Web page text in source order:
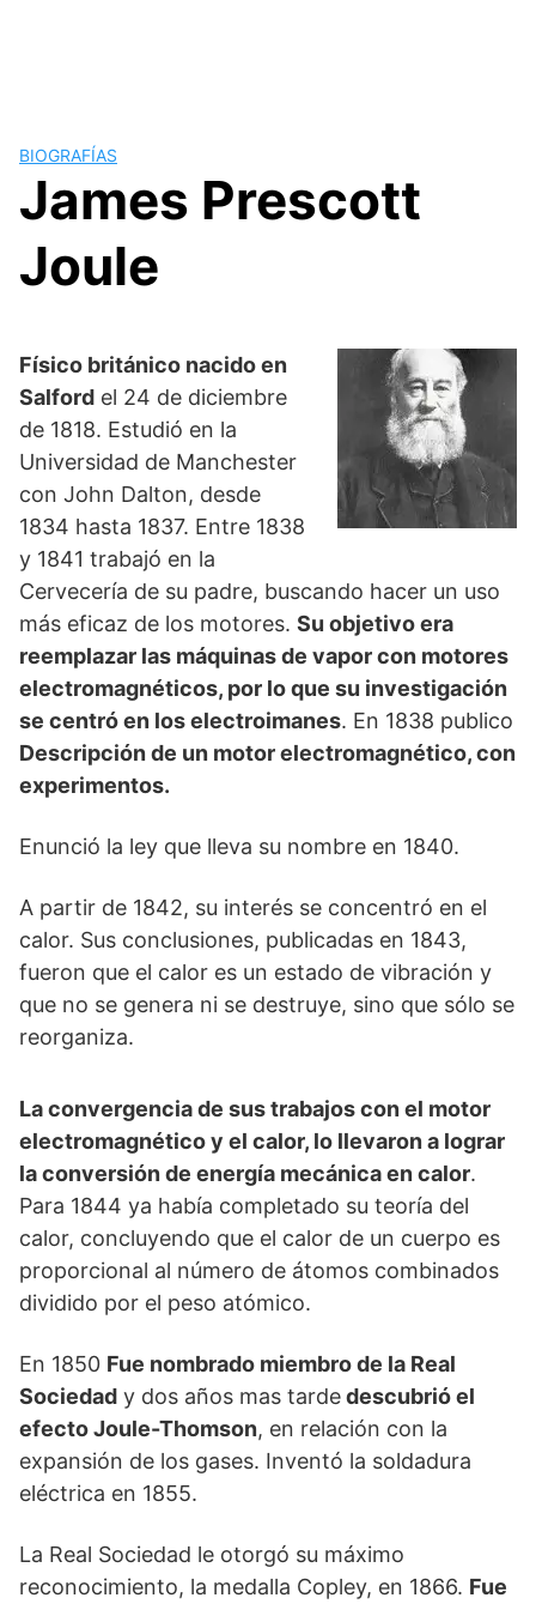
BIOGRAFÍAS
James Prescott
Joule
Físico británico nacido en
Salford el 24 de diciembre
de 1818. Estudió en la
Universidad de Manchester
con John Dalton, desde
1834 hasta 1837. Entre 1838
y 1841 trabajó en la
Cervecería de su padre, buscando hacer un uso
más eficaz de los motores. Su objetivo era
reemplazar las máquinas de vapor con motores
electromagnéticos, por lo que su investigación
se centró en los electroimanes. En 1838 publico
Descripción de un motor electromagnético, con
experimentos.
Enunció la ley que lleva su nombre en 1840.
A partir de 1842, su interés se concentró en el
calor. Sus conclusiones, publicadas en 1843,
fueron que el calor es un estado de vibración y
que no se genera ni se destruye, sino que sólo se
reorganiza.
La convergencia de sus trabajos con el motor
electromagnético y el calor, lo llevaron a lograr
la conversión de energía mecánica en calor.
Para 1844 ya había completado su teoría del
calor, concluyendo que el calor de un cuerpo es
proporcional al número de átomos combinados
dividido por el peso atómico.
En 1850 Fue nombrado miembro de la Real
Sociedad y dos años mas tardedescubrió el
efecto Joule-Thomson, en relación con la
expansión de los gases. Inventó la soldadura
eléctrica en 1855.
La Real Sociedad le otorgó su máximo
reconocimiento, la medalla Copley, en 1866. Fue